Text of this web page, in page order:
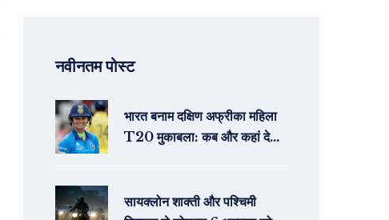
नवीनतम पोस्ट
भारत बनाम दक्षिण अफ्रीका महिला
T20 मुकाबला: कब और कहां देखें
सायक्लोन शाक्ती और पश्चिमी